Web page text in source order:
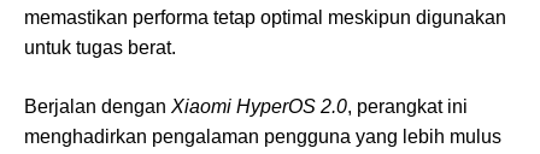
memastikan performa tetap optimal meskipun digunakan
untuk tugas berat.
Berjalan dengan Xiaomi HyperOS 2.0, perangkat ini
menghadirkan pengalaman pengguna yang lebih mulus